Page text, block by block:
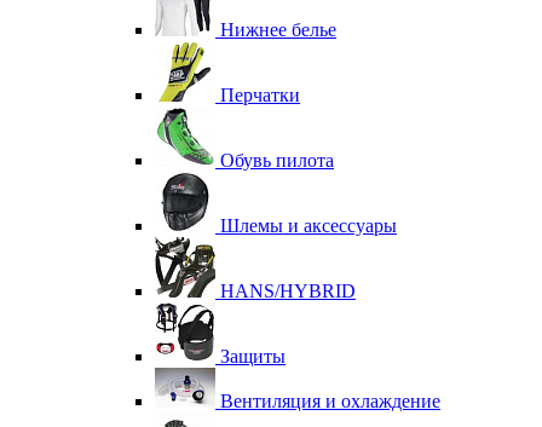
Нижнее белье
Перчатки
Обувь пилота
Шлемы и аксессуары
HANS/HYBRID
Защиты
Вентиляция и охлаждение